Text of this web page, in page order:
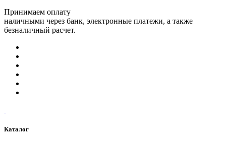
Принимаем оплату
наличными через банк, электронные платежи, а также
безналичный расчет.
Каталог